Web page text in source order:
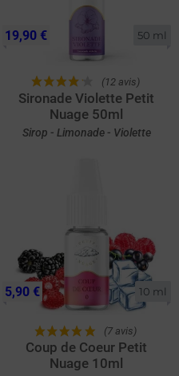
50 ml
(12 avis)
Sironade Violette Petit
Nuage 50ml
Sirop - Limonade - Violette
19,90 €
10 ml
(7 avis)
Coup de Coeur Petit
Nuage 10ml
5,90 €